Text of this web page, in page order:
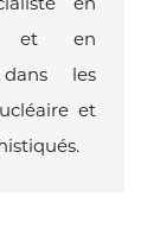
et en
les
et